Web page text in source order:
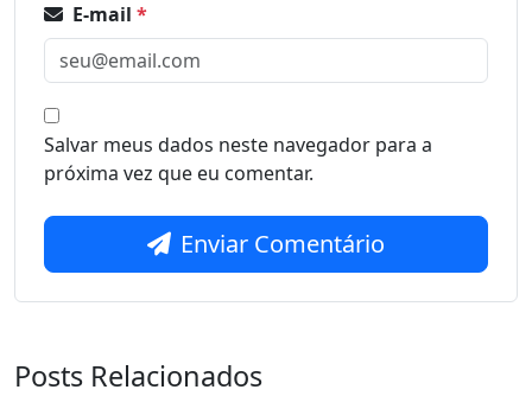
E-mail *
Salvar meus dados neste navegador para a
próxima vez que eu comentar.
Enviar Comentário
Posts Relacionados